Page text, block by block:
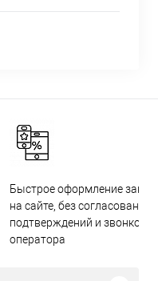
Быстрое оформление
на сайте, без согласований,
подтверждений и звонков
оператора